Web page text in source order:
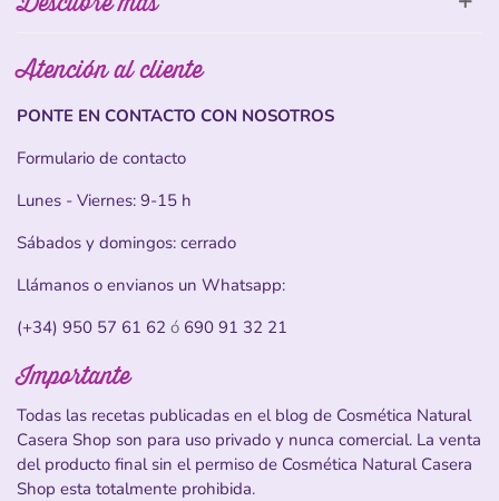
Atención al cliente
PONTE EN CONTACTO CON NOSOTROS
Formulario de contacto
Lunes - Viernes: 9-15 h
Sábados y domingos: cerrado
Llámanos o envianos un Whatsapp:
(+34) 950 57 61 62 ó 690 91 32 21
Importante
Todas las recetas publicadas en el blog de Cosmética Natural
Casera Shop son para uso privado y nunca comercial. La venta
del producto final sin el permiso de Cosmética Natural Casera
Shop esta totalmente prohibida.